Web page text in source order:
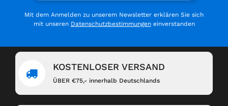
Mit dem Anmelden zu unserem Newsletter erklären Sie sich
mit unseren Datenschutzbestimmungeneinverstanden
KOSTENLOSER VERSAND
ÜBER €75,- innerhalb Deutschlands